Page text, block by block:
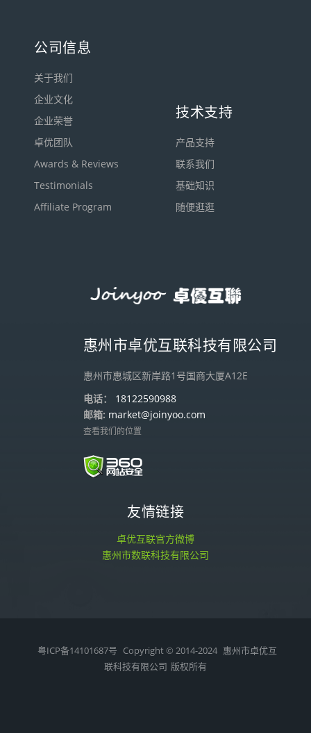
公司信息
关于我们
企业文化
企业荣誉
卓优团队
Awards & Reviews
Testimonials
Affiliate Program
技术支持
产品支持
联系我们
基础知识
随便逛逛
惠州市卓优互联科技有限公司
惠州市惠城区新岸路1号国商大厦A12E
电话：
18122590988
邮箱: market@joinyoo.com
查看我们的位置
友情链接
卓优互联官方微博
惠州市数联科技有限公司
粤ICP备14101687号 Copyright © 2014-2024 惠州市卓优互
联科技有限公司 版权所有